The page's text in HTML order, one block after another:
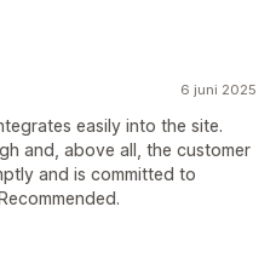
6 juni 2025
easily into the site.
and, above all, the customer
and is committed to